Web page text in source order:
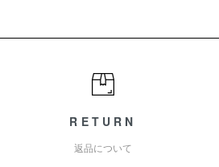
RETURN
返品について